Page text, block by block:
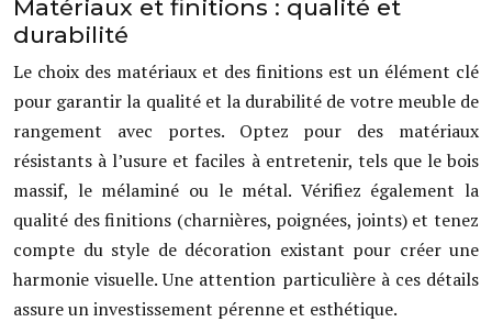
Matériaux et finitions : qualité et
durabilité
Le choix des matériaux et des finitions est un élément clé
pour garantir la qualité et la durabilité de votre meuble de
rangement avec portes. Optez pour des matériaux
résistants à l’usure et faciles à entretenir, tels que le bois
massif, le mélaminé ou le métal. Vérifiez également la
qualité des finitions (charnières, poignées, joints) et tenez
compte du style de décoration existant pour créer une
harmonie visuelle. Une attention particulière à ces détails
assure un investissement pérenne et esthétique.